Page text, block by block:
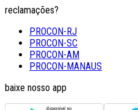
reclamações?
PROCON-RJ
PROCON-SC
PROCON-AM
PROCON-MANAUS
baixe nosso app